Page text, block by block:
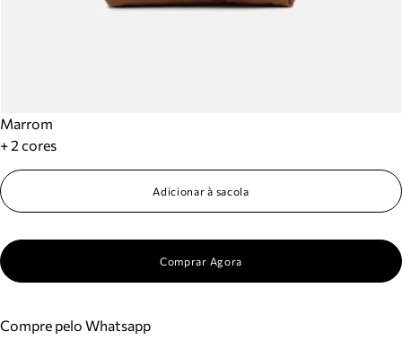
Marrom
+ 2 cores
Adicionar à sacola
Comprar Agora
Compre pelo Whatsapp